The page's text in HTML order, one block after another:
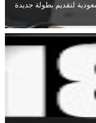
لتقديم بطولة جديدة